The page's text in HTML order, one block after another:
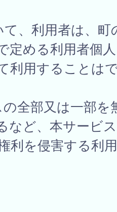
、利用者は、町
定める利用者個人
利用することは
全部又は一部を
など、本サービス
利を侵害する利用